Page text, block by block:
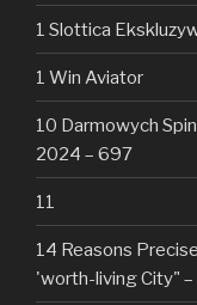
1 Slottica
1 Win Aviator
10 Darmowych
2024 – 697
11
14 Reasons
'worth-living City"